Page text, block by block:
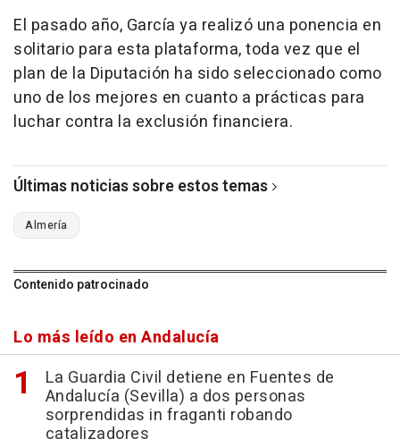
El pasado año, García ya realizó una ponencia en
solitario para esta plataforma, toda vez que el
plan de la Diputación ha sido seleccionado como
uno de los mejores en cuanto a prácticas para
luchar contra la exclusión financiera.
Últimas noticias sobre estos temas
Almería
Contenido patrocinado
Lo más leído en Andalucía
La Guardia Civil detiene en Fuentes de
Andalucía (Sevilla) a dos personas
sorprendidas in fraganti robando
catalizadores